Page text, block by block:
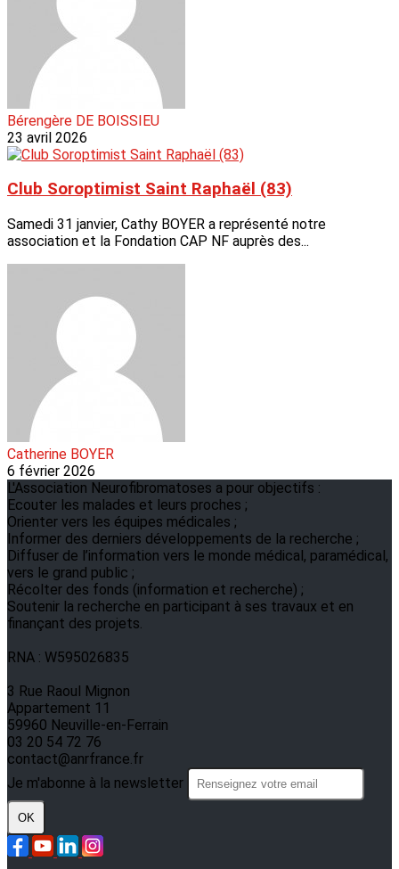
Bérengère DE BOISSIEU
23 avril 2026
Club Soroptimist Saint Raphaël (83)
Samedi 31 janvier, Cathy BOYER a représenté notre
association et la Fondation CAP NF auprès des...
Catherine BOYER
6 février 2026
L'Association Neurofibromatoses a pour objectifs :
Ecouter les malades et leurs proches ;
Orienter vers les équipes médicales ;
Informer des derniers développements de la recherche ;
Diffuser de l’information vers le monde médical, paramédical,
vers le grand public ;
Récolter des fonds (information et recherche) ;
Soutenir la recherche en participant à ses travaux et en
finançant des projets.
RNA : W595026835
3 Rue Raoul Mignon
Appartement 11
59960 Neuville-en-Ferrain
03 20 54 72 76
contact@anrfrance.fr
Je m'abonne à la newsletter
OK